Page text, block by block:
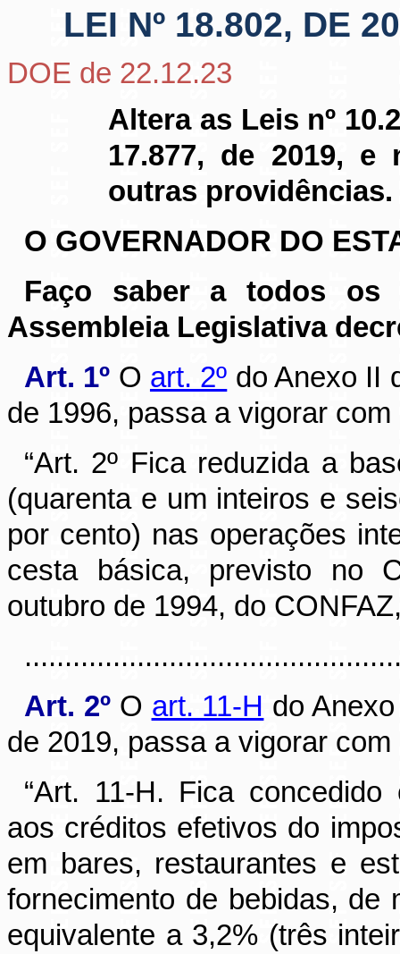
LEI Nº 18.802, DE
DOE de 22.12.23
Altera as Leis nº
17.877, de 2019, e
outras providências.
O GOVERNADOR DO
Faço saber a todos os
Assembleia Legislativa
Art. 1º O art. 2º do Anexo II
de 1996, passa a vigorar
“Art. 2º Fica reduzida a
(quarenta e um inteiros e
por cento) nas operações
cesta básica, previsto no
outubro de 1994, do
Art. 2ºO art. 11-H do
de 2019, passa a vigorar
“Art. 11-H. Fica concedido
aos créditos efetivos do
em bares, restaurantes e
fornecimento de bebidas, de
equivalente a 3,2% (três